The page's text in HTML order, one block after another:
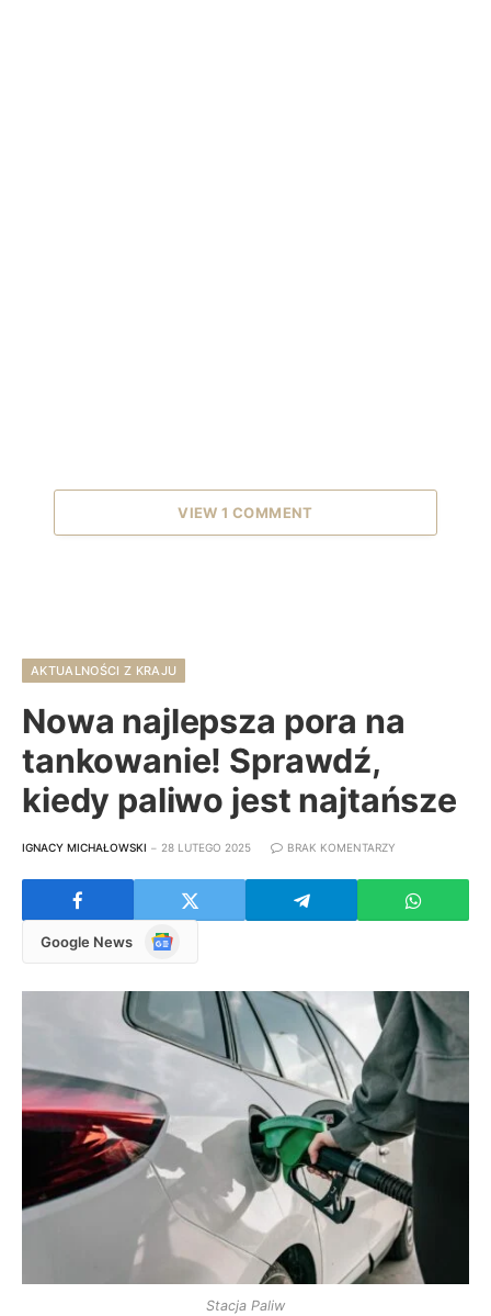
VIEW 1 COMMENT
AKTUALNOŚCI Z KRAJU
Nowa najlepsza pora na
tankowanie! Sprawdź,
kiedy paliwo jest najtańsze
IGNACY MICHAŁOWSKI 28 LUTEGO 2025 BRAK KOMENTARZY
Google News
Google
Stacja Paliw